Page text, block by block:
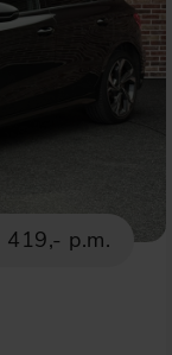
419,- p.m.